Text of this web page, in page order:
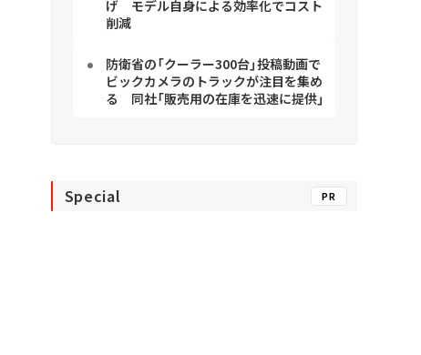
げ モデル自身による効率化でコスト
削減
防衛省の「クーラー300台」投稿動画で
ビックカメラのトラックが注目を集め
る 同社「販売用の在庫を迅速に提供」
Special PR